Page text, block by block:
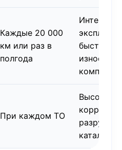
Каждые 20 000
км или раз в
полгода
быстрый
износ
При каждом ТО
Высок
коррозии